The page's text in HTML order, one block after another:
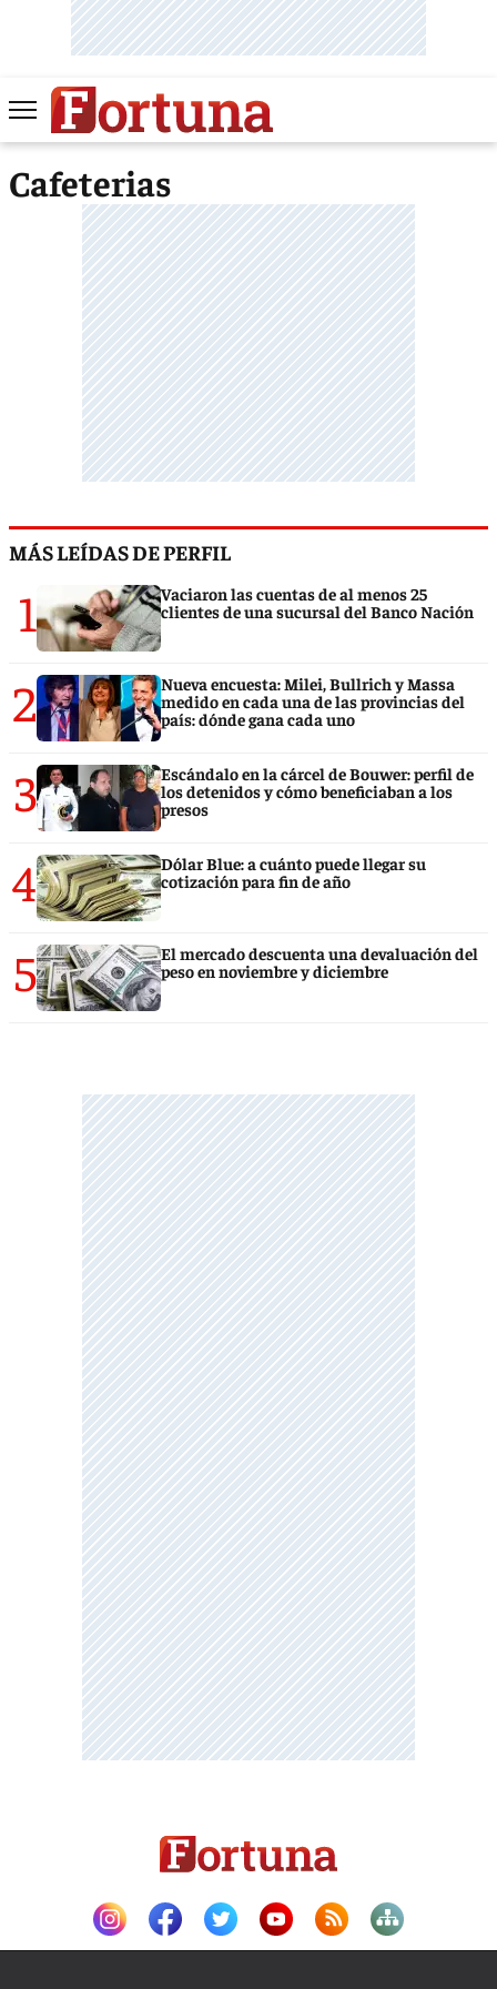
Cafeterias
MÁS LEÍDAS DE PERFIL
1
Vaciaron las cuentas de al menos 25
clientes de una sucursal del Banco Nación
2
Nueva encuesta: Milei, Bullrich y Massa
medido en cada una de las provincias del
país: dónde gana cada uno
3
Escándalo en la cárcel de Bouwer: perfil de
los detenidos y cómo beneficiaban a los
presos
4
Dólar Blue: a cuánto puede llegar su
cotización para fin de año
5
El mercado descuenta una devaluación del
peso en noviembre y diciembre